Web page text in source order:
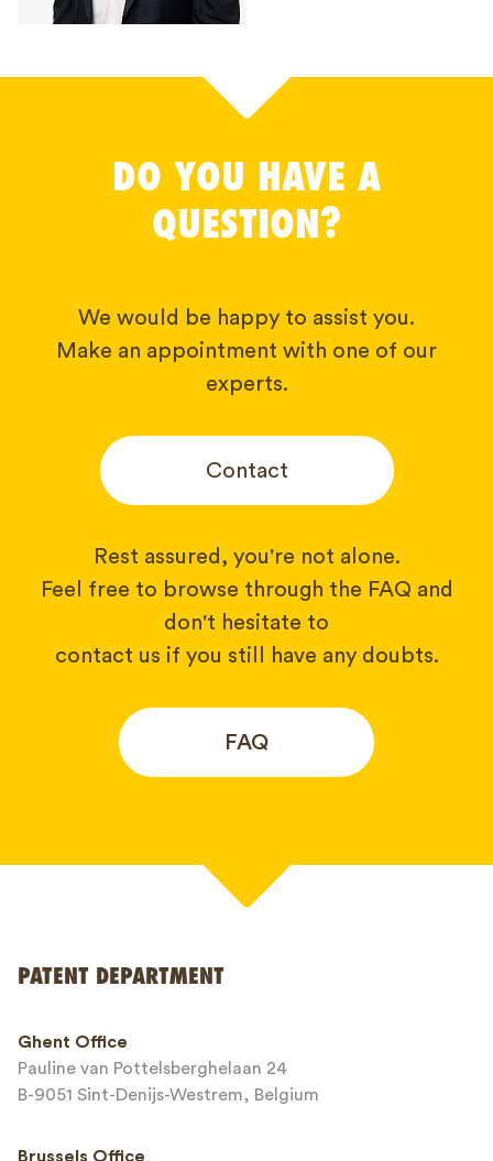
DO YOU HAVE A
QUESTION?
We would be happy to assist you.
Make an appointment with one of our
experts.
Contact
Rest assured, you're not alone.
Feel free to browse through the FAQ and
don't hesitate to
contact us if you still have any doubts.
FAQ
Email*
PATENT DEPARTMENT
Ghent Office
Pauline van Pottelsberghelaan 24
B-9051 Sint-Denijs-Westrem, Belgium
Brussels Office